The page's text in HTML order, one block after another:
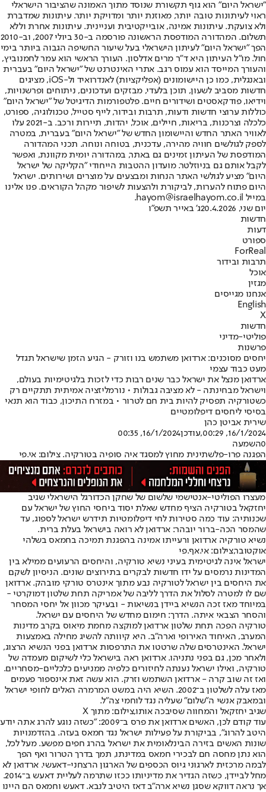
"ישראל היום" הוא גוף תקשורת שנוסד מתוך האמונה שהציבור הישראלי
ראוי לעיתונות טובה יותר, מאוזנת יותר ומדויקת יותר. עיתונות שמדברת
ולא צועקת. עיתונות אמינה, אובייקטיבית ועניינית. עיתונות אחרת וללא
תשלום. המהדורה המודפסת הראשונה פורסמה ב-30 ביולי 2007, וב-2010
הפך "ישראל היום" לעיתון הישראלי בעל שיעור החשיפה הגבוה ביותר בימי
חול. מו"ל העיתון היא ד"ר מרים אדלסון. העורך הראשי הוא עמר לחמנוביץ,
והעורך המייסד הוא עמוס רגב. אתרי האינטרנט של "ישראל היום" בעברית
ובאנגלית, כמו כן היישומונים (אפליקציות) לאנדרואיד ול-iOS, מציגים
חדשות מסביב לשעון, תוכן בלעדי, מבזקים ועדכונים, ניתוחים ופרשנויות,
וידיאו, פודקאסטים ושידורים חיים. פלטפורמות הדיגיטל של "ישראל היום"
כוללות ערוצי חדשות ודעות, תרבות ובידור, לייף סטייל, טכנולוגיה, ספורט,
כלכלה וצרכנות, בריאות, חיילים, אוכל, יהדות, תיירות ורכב. ב-2021 עלו
לאוויר האתר החדש והיישומון החדש של "ישראל היום" בעברית, במטרה
לספק לגולשים חוויה מהירה, עדכנית, בטוחה ונוחה. תכני המהדורה
המודפסת של העיתון זמינים גם באתר, במהדורה יומית מקוונת, ואפשר
לקבל אותם גם בניוזלטר. מועדון ההטבות הייחודי "הקליקה של ישראל
היום" מציע לגולשי האתר הנחות ומבצעים על מוצרים ושירותים. ישראל
היום פתוח להערות, לביקורת ולהצעות לשיפור מקהל הקוראים. פנו אלינו
במייל hayom@israelhayom.co.il.
יום שני, 20.4.2026
ג' באייר תשפ"ו
חדשות
דעות
ספורט
ForReal
תרבות ובידור
אוכל
מגזין
אנחנו מגייסים
English
X
חדשות
פוליטי-מדיני
פרשנות
יחסים מסוכנים: ארדואן משתמש בנו וזורק - הגיע הזמן שישראל תגדל
מעט כבוד עצמי
ארדואן מנצל את ישראל כבר שנים רבות כדי לזכות בלגיטימיות בעולם,
וישראל מבחינתה - לא מציבה גבולות • נורמליזציה אמיתית תתקיים רק
כשטורקיה תפסיק להיות בית חם לטרור • במזרח התיכון, כבוד הוא תנאי
בסיסי ליחסים דיפלומטיים
שירית אביטן כהן
16/1/2024, 00:29
,עודכן16/1/2024, 00:35
0השמעה
הפגנה פרו-פלשתינית מחוץ למסגד איה סופיה בטורקיה. צילום: אי.פי
מעצרו הפוליטי-אנטישמי שלשום של שחקן הכדורגל הישראלי שגיב
יחזקאל בטורקיה הציף מחדש שאלת יסוד ביחסי החוץ של ישראל עם
שכנותיה: עוד כמה סטירות לחי דיפלומטיות תידרש ישראל לספוג, עד
שהמסר הכה-ברור יובהר: ארדואן לא רואה בישראל בעלת ברית.
נשיא טורקיה ארדואן ורעייתו אמינה בהפגנת תמיכה בחמאס בשלהי
אוקטובר,צילום: אי.אף.פי
ישראל אינה לגיטימית בעיני נשיא טורקיה, והיחסים הרעועים ממילא בין
המדינות נרמסים על ידו חדשות לבקרים בתירוצים שונים. הניסיון לשקם
את היחסים בין ישראל לטורקיה נבע מתוך אינטרס טורקי מובהק. ארדואן
שם לו למטרה לסלול את הדרך לליבה של אמריקה תחת שלטון דמוקרטי -
במיוחד מאז זכה הנשיא ביידן בנשיאות - ובעיקר מכוון אל יחסי המסחר
והסחר הצבאי איתה. הדרך: חימום מחדש של היחסים עם ישראל.
טורקיה הפכה תחת שלטון ארדואן למוקצה מחמת מיאוס בקרב מדינות
המערב, האיחוד האירופי וארה"ב. היא קיוותה להשיג מחילה באמצעות
ישראל. האינטרסים שלה שרטטו את התרפסות ארדואן בפני הנשיא הרצוג,
ולאחר מכן, גם בפני נתניהו. ארדואן ראה בישראל כלי לשיקום מעמדה של
טורקיה, ואילו ישראל נענתה לחיזורים כלפיה ממניעים כלכליים-מסחריים.
ואז זה שוב קרה - ארדואן השתמש וזרק. הוא עשה זאת אינספור פעמים
מאז עלה לשלטון ב־2002. השיא היה במשט המרמרה האלים לחופי ישראל
ובמאבק אנשי ה"שלום" שעליה נגד לוחמי צה"ל.
שגיב יחזקאל והמחווה שסיבכה אותו,צילום: מתוך X
עוד קודם לכן, האשים ארדואן את פרס ב־2009: "כשזה נוגע להרג אתה יודע
היטב להרוג", בביקורת על פעילות ישראל נגד חמאס בעזה. בהזדמנויות
שונות האשים בזירה הבינלאומית את ישראל בהרג חפים מפשע. מעל לכל,
הוא נתן מחסה חם לבכירי חמאס במדינתו, תמך בדרך הטרור ואף הפך
לבמה מרכזית לארגוני גיוס הכספים של הארגון הרצחני-דאעשי. ארדואן לא
מחל לביידן, כשזה הגדיר את מדיניותו ככזו שתרמה לעליית דאעש ב־2014.
אך נראה דווקא שסגן נשיא ארה"ב דאז היטיב לנבא. דאעש וחמאס הם היינו